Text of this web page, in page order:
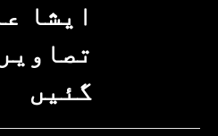
ایشا
گئیں